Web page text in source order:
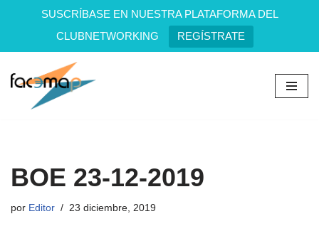
SUSCRÍBASE EN NUESTRA PLATAFORMA DEL
CLUBNETWORKING
REGÍSTRATE
Saltar
BOE 23-12-2019
por Editor 23 diciembre, 2019